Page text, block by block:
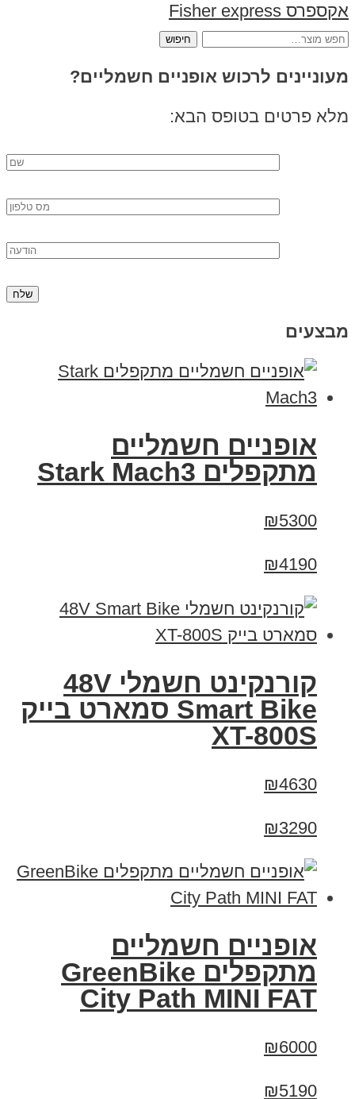
אקספרס Fisher express
חיפוש
מעוניינים לרכוש אופניים חשמליים?
מלא פרטים בטופס הבא:
מבצעים
‏אופניים חשמליים
‏מתקפלים Stark Mach3
₪5300
₪4190
קורנקינט חשמלי 48V
Smart Bike סמארט בייק
XT-800S
₪4630
₪3290
אופניים חשמליים
‏מתקפלים GreenBike
City Path MINI FAT
₪6000
₪5190